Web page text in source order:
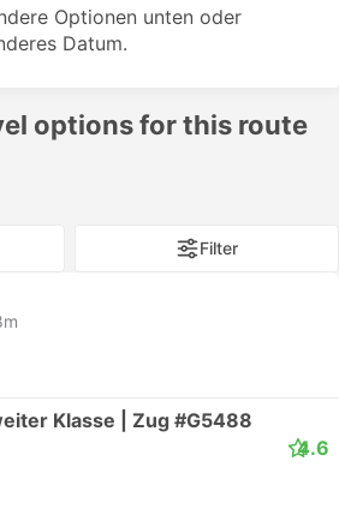
Optionen unten oder
Datum.
options for this route
Filter
Klasse | Zug #G5488
4.6